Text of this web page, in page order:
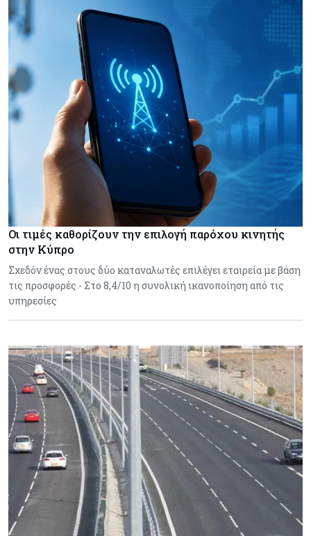
Οι τιμές καθορίζουν την επιλογή παρόχου κινητής
στην Κύπρο
Σχεδόν ένας στους δύο καταναλωτές επιλέγει εταιρεία με βάση
τις προσφορές - Στο 8,4/10 η συνολική ικανοποίηση από τις
υπηρεσίες